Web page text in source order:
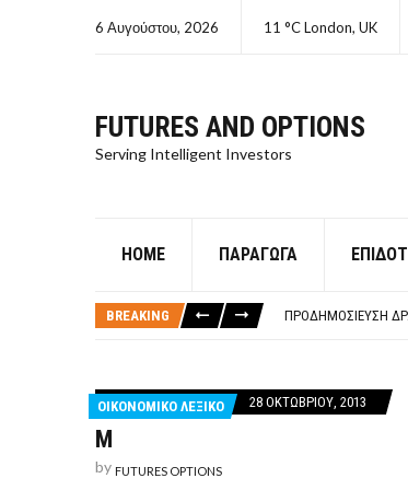
6 Αυγούστου, 2026 11 °C London, UK
FUTURES AND OPTIONS
Serving Intelligent Investors
HOME ΠΑΡΆΓΩΓΑ
BREAKING
ΠΡΟΔΗΜΟΣΊΕΥΣΗ
ΤΑΜΕΊΟ
ΟΙΚΟΝΟΜΙΚΟ ΛΕΞΙΚΟ 28 ΟΚΤΩΒΡΊΟΥ, 2013
Μ
by FUTURES OPTIONS